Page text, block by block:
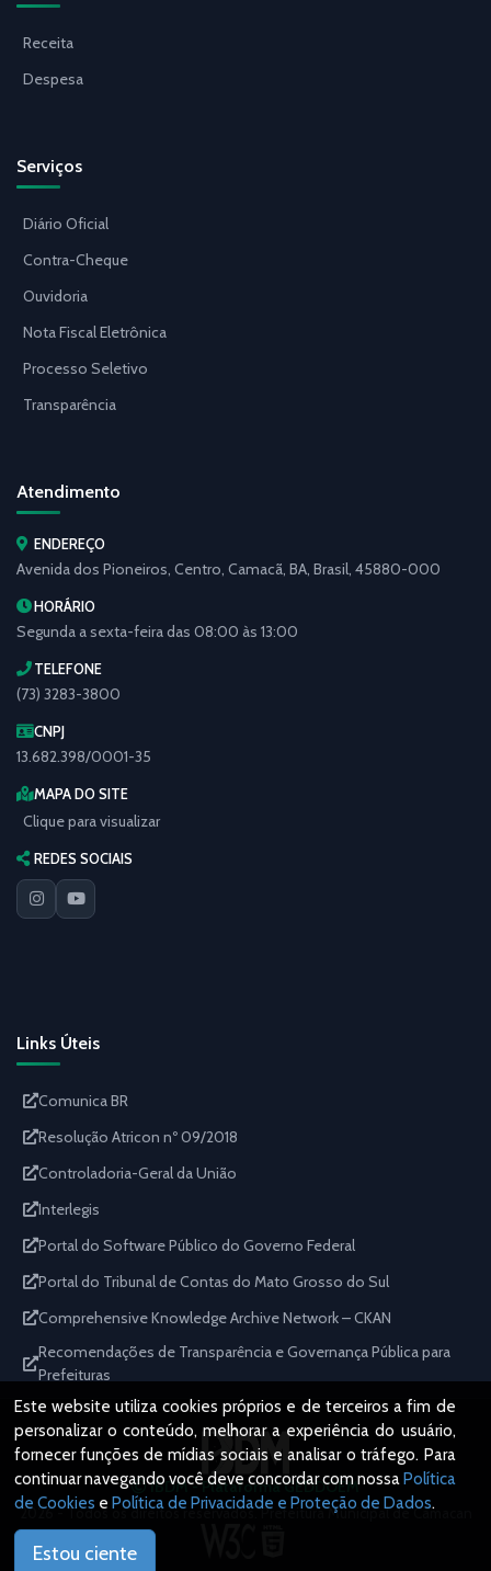
Receita
Despesa
Serviços
Diário Oficial
Contra-Cheque
Ouvidoria
Nota Fiscal Eletrônica
Processo Seletivo
Transparência
Atendimento
ENDEREÇO
Avenida dos Pioneiros, Centro, Camacã, BA, Brasil, 45880-000
HORÁRIO
Segunda a sexta-feira das 08:00 às 13:00
TELEFONE
(73) 3283-3800
CNPJ
13.682.398/0001-35
MAPA DO SITE
Clique para visualizar
REDES SOCIAIS
Links Úteis
Comunica BR
Resolução Atricon nº 09/2018
Controladoria-Geral da União
Interlegis
Portal do Software Público do Governo Federal
Portal do Tribunal de Contas do Mato Grosso do Sul
Comprehensive Knowledge Archive Network – CKAN
Recomendações de Transparência e Governança Pública para
Prefeituras
IBDM - Plataforma GEDDOEM
2026 - Todos os direitos reservados. Prefeitura Municipal de Camacan
Este website utiliza cookies próprios e de terceiros a fim de
personalizar o conteúdo, melhorar a experiência do usuário,
fornecer funções de mídias sociais e analisar o tráfego. Para
continuar navegando você deve concordar com nossaPolítica
de Cookies e Política de Privacidade e Proteção de Dados.
Estou ciente